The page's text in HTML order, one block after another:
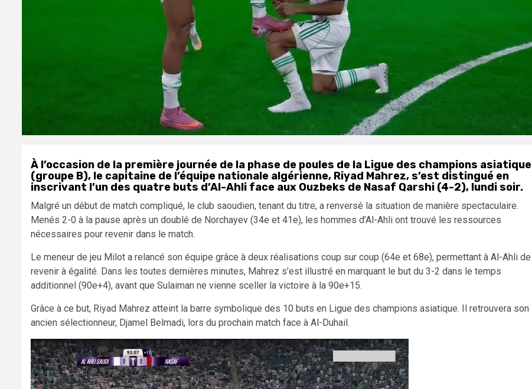
À l’occasion de la première journée de la phase de poules de la Ligue des champions asiatique
(groupe B), le capitaine de l’équipe nationale algérienne, Riyad Mahrez, s’est distingué en
inscrivant l’un des quatre buts d’Al-Ahli face aux Ouzbeks de Nasaf Qarshi (4-2), lundi soir.
Malgré un début de match compliqué, le club saoudien, tenant du titre, a renversé la situation de manière spectaculaire.
Menés 2-0 à la pause après un doublé de Norchayev (34e et 41e), les hommes d’Al-Ahli ont trouvé les ressources
nécessaires pour revenir dans le match.
Le meneur de jeu Milot a relancé son équipe grâce à deux réalisations coup sur coup (64e et 68e), permettant à Al-Ahli de
revenir à égalité. Dans les toutes dernières minutes, Mahrez s’est illustré en marquant le but du 3-2 dans le temps
additionnel (90e+4), avant que Sulaiman ne vienne sceller la victoire à la 90e+15.
Grâce à ce but, Riyad Mahrez atteint la barre symbolique des 10 buts en Ligue des champions asiatique. Il retrouvera son
ancien sélectionneur, Djamel Belmadi, lors du prochain match face à Al-Duhail.
Lecteur
vidéo